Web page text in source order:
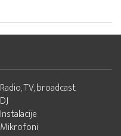
Radio, TV, broadcast
DJ
Instalacije
Mikrofoni